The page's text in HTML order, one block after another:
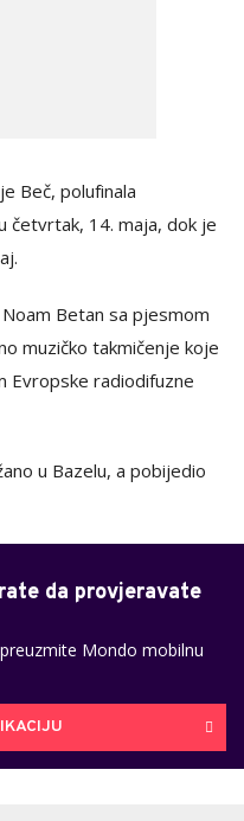
Beč, polufinala
četvrtak, 14. maja, dok je
Betan sa pjesmom
muzičko takmičenje koje
Evropske radiodifuzne
u Bazelu, a pobijedio
da provjeravate
Mondo mobilnu